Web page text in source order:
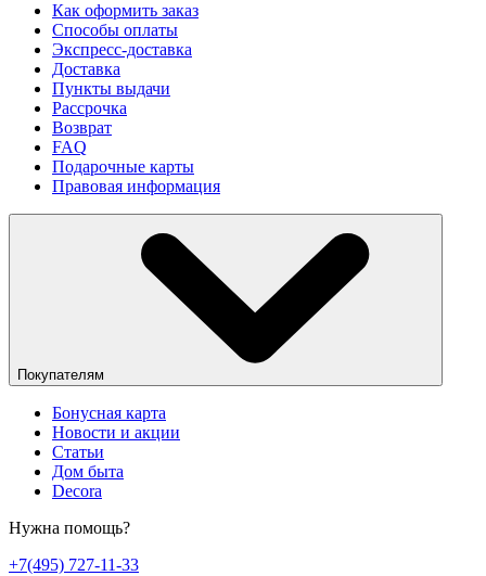
Как оформить заказ
Способы оплаты
Экспресс-доставка
Доставка
Пункты выдачи
Рассрочка
Возврат
FAQ
Подарочные карты
Правовая информация
Покупателям
Бонусная карта
Новости и акции
Статьи
Дом быта
Decora
Нужна помощь?
+7(495) 727-11-33